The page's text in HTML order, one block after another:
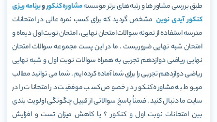
طبق بررسی مشاور ها و رتبه ­های برتر موسسهمشاوره کنکوروبرنامه ریزی
کنکور آیدی نوین مشخص گردید که برای کسب نمره عالی در امتحانات
مدرسه استفاده از نمونه سوالات امتحان نهایی ، امتحان نوبت اول دیماه و
امتحان شبه نهایی ضروریست . ما در این پست مجموعه سوالات امتحان
نهایی ریاضی دوازدهم تجربی به همراه سوالات نوبت اول و شبه نهایی
ریاضی دوازدهم تجربی را برای شما آماده کرده ایم . شما می توانید مطالب
مربوط به مشاوره کنکور در خصوص کسب موفقیت در امتحانات را در
سایت ما دنبال کنید . ضمناً پاسخ سوالاتی از قبیل چگونگی اولویت بندی
بین امتحانات نوبت اول و کنکور ؟ یا کاهش میزان تست و افزایش